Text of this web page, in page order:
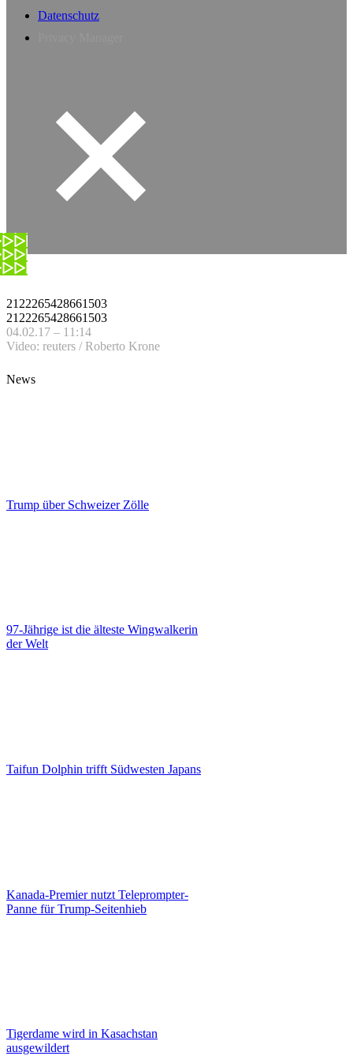
Datenschutz
2122265428661503
2122265428661503
04.02.17 – 11:14
Video: reuters / Roberto Krone
News
Trump über Schweizer Zölle
97-Jährige ist die älteste Wingwalkerin
der Welt
Taifun Dolphin trifft Südwesten Japans
Kanada-Premier nutzt Teleprompter-
Panne für Trump-Seitenhieb
Tigerdame wird in Kasachstan
ausgewildert